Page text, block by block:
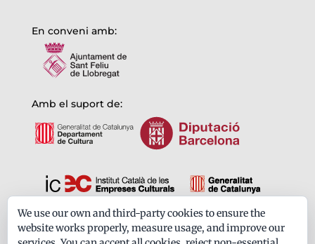
En conveni amb:
Amb el suport de:
Formem part de:
We use our own and third-party cookies to ensure the
website works properly, measure usage, and improve our